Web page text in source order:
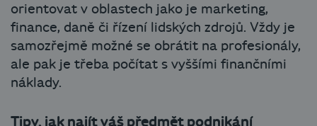
orientovat v oblastech jako je marketing,
finance, daně či řízení lidských zdrojů. Vždy je
samozřejmě možné se obrátit na profesionály,
ale pak je třeba počítat s vyššími finančními
náklady.
Tipy, jak najít váš předmět podnikání